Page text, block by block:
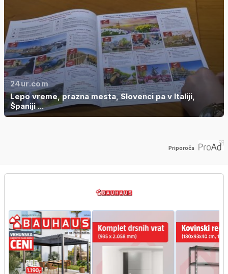
24ur.com
Lepo vreme, prazna mesta, Slovenci pa v Italiji,
Španiji ...
Priporoča